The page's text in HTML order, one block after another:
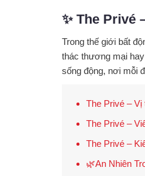
✨ The Privé
Trong thế giới bất
thác thương mại
sống động, nơi mỗi
The Privé –
The Privé –
The Privé –
🌿An Nhiên